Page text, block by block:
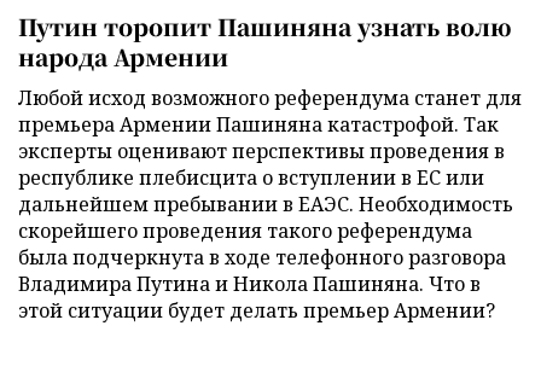
Путин торопит Пашиняна узнать волю
народа Армении
Любой исход возможного референдума станет для
премьера Армении Пашиняна катастрофой. Так
эксперты оценивают перспективы проведения в
республике плебисцита о вступлении в ЕС или
дальнейшем пребывании в ЕАЭС. Необходимость
скорейшего проведения такого референдума
была подчеркнута в ходе телефонного разговора
Владимира Путина и Никола Пашиняна. Что в
этой ситуации будет делать премьер Армении?